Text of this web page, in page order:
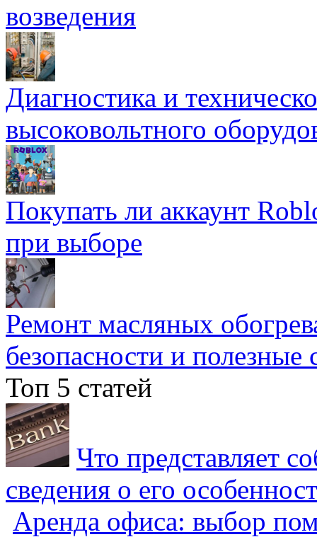
возведения
Диагностика и
высоковольтного
Покупать ли аккаунт
при выборе
Ремонт масляных
безопасности и полезные
Топ 5 статей
Что представляет
сведения о его
Аренда офиса: выбор